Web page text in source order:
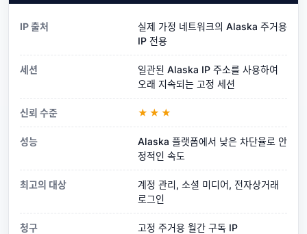
IP 출처
실제 가정 네트워크의 Alaska 주거용
IP 전용
세션
일관된 Alaska IP 주소를 사용하여
오래 지속되는 고정 세션
신뢰 수준 ★★★
성능
Alaska 플랫폼에서 낮은 차단율로 안
정적인 속도
최고의 대상
계정 관리, 소셜 미디어, 전자상거래
로그인
청구 고정 주거용 월간 구독 IP